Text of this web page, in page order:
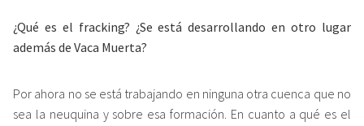
¿Qué es el fracking? ¿Se está desarrollando en otro lugar
además de Vaca Muerta?
Por ahora no se está trabajando en ninguna otra cuenca que no
sea la neuquina y sobre esa formación. En cuanto a qué es el